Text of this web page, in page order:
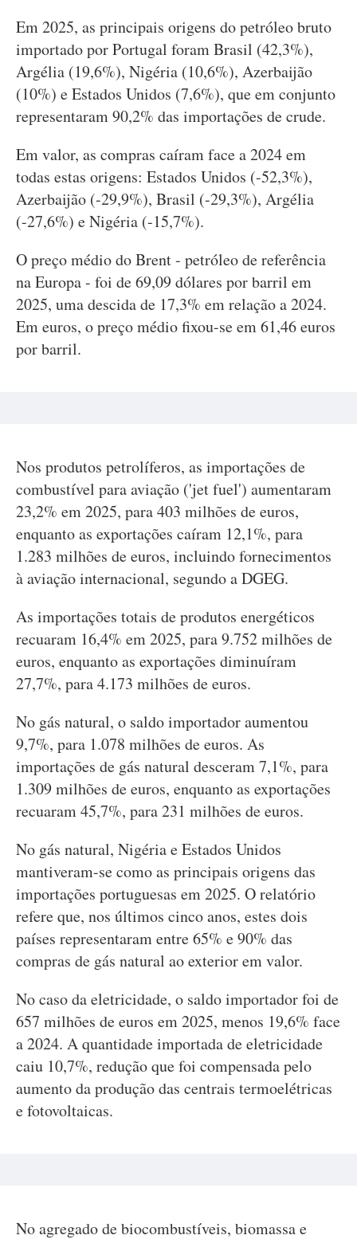
Em 2025, as principais origens do petróleo bruto
importado por Portugal foram Brasil (42,3%),
Argélia (19,6%), Nigéria (10,6%), Azerbaijão
(10%) e Estados Unidos (7,6%), que em conjunto
representaram 90,2% das importações de crude.
Em valor, as compras caíram face a 2024 em
todas estas origens: Estados Unidos (-52,3%),
Azerbaijão (-29,9%), Brasil (-29,3%), Argélia
(-27,6%) e Nigéria (-15,7%).
O preço médio do Brent - petróleo de referência
na Europa - foi de 69,09 dólares por barril em
2025, uma descida de 17,3% em relação a 2024.
Em euros, o preço médio fixou-se em 61,46 euros
por barril.
Nos produtos petrolíferos, as importações de
combustível para aviação ('jet fuel') aumentaram
23,2% em 2025, para 403 milhões de euros,
enquanto as exportações caíram 12,1%, para
1.283 milhões de euros, incluindo fornecimentos
à aviação internacional, segundo a DGEG.
As importações totais de produtos energéticos
recuaram 16,4% em 2025, para 9.752 milhões de
euros, enquanto as exportações diminuíram
27,7%, para 4.173 milhões de euros.
No gás natural, o saldo importador aumentou
9,7%, para 1.078 milhões de euros. As
importações de gás natural desceram 7,1%, para
1.309 milhões de euros, enquanto as exportações
recuaram 45,7%, para 231 milhões de euros.
No gás natural, Nigéria e Estados Unidos
mantiveram-se como as principais origens das
importações portuguesas em 2025. O relatório
refere que, nos últimos cinco anos, estes dois
países representaram entre 65% e 90% das
compras de gás natural ao exterior em valor.
No caso da eletricidade, o saldo importador foi de
657 milhões de euros em 2025, menos 19,6% face
a 2024. A quantidade importada de eletricidade
caiu 10,7%, redução que foi compensada pelo
aumento da produção das centrais termoelétricas
e fotovoltaicas.
No agregado de biocombustíveis, biomassa e